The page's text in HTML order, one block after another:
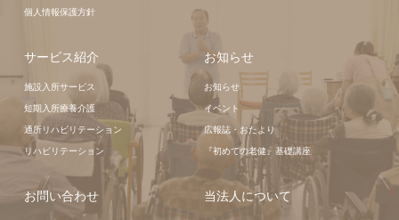
個人情報保護方針
サービス紹介
施設入所サービス
短期入所療養介護
通所リハビリテーション
リハビリテーション
お知らせ
お知らせ
イベント
広報誌・おたより
『初めての老健』基礎講座
お問い合わせ 当法人について